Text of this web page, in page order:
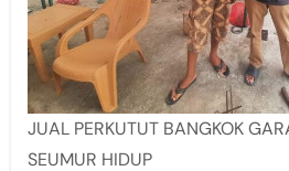
JUAL PERKUTUT BANGKOK
SEUMUR HIDUP